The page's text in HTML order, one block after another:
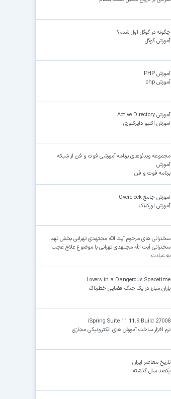
چگونه در گوگل اول شدم؟
آموزش گوگل
آموزش PHP
آموزش php
آموزش Active Directory
آموزش اکتیو دایرکتوری
مجموعه ویدئوهای برنامه آموزشی فوت و فن از شبکه
آموزش
برنامه فوت و فن
آموزش جامع Overclock
آموزش اورکلاک
سخنرانی های مرحوم آیت الله مجتهدی تهرانی بخش نهم
سخنرانی آیت الله مجتهدی تهرانی با موضوع علاج عجب
به عبادت
Lovers in a Dangerous Spacetime
یاران مبارز در یک جنگ فضایی خطرناک
iSpring Suite 11.11.9 Build 27008
نرم افزار ساخت آموزش های الکترونیکی مجازی
تاریخ معاصر ایران
یکصد سال گذشته